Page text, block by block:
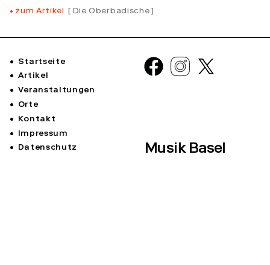
zum Artikel Die Oberbadische
Startseite
Artikel
Veranstaltungen
Orte
Kontakt
Impressum
Datenschutz
Musik Basel